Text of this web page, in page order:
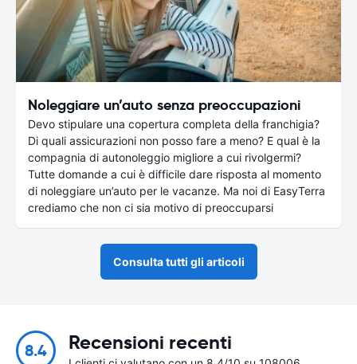
Noleggiare un’auto senza preoccupazioni
Devo stipulare una copertura completa della franchigia?
Di quali assicurazioni non posso fare a meno? E qual è la
compagnia di autonoleggio migliore a cui rivolgermi?
Tutte domande a cui è difficile dare risposta al momento
di noleggiare un’auto per le vacanze. Ma noi di EasyTerra
crediamo che non ci sia motivo di preoccuparsi
Consulta tutti gli articoli
8.4 Recensioni recenti